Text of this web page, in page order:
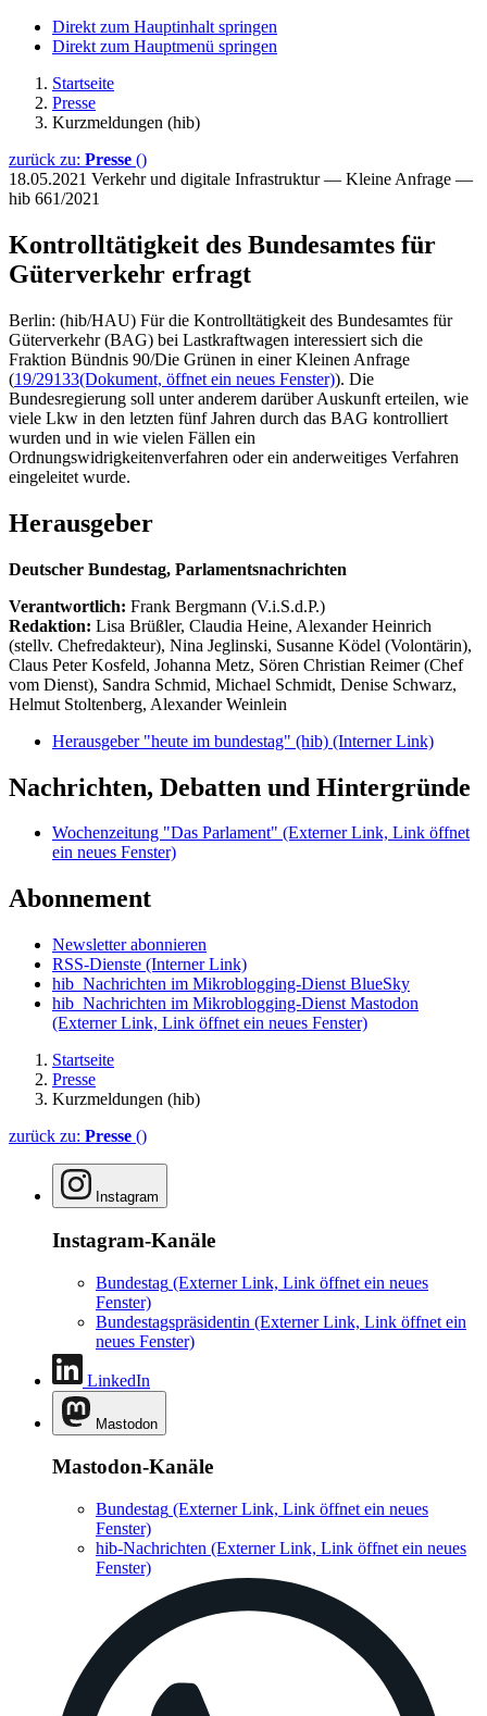
Direkt zum Hauptinhalt springen
Direkt zum Hauptmenü springen
Startseite
Presse
Kurzmeldungen (hib)
zurück zu: Presse ()
18.05.2021 Verkehr und digitale Infrastruktur — Kleine Anfrage —
hib 661/2021
Kontrolltätigkeit des Bundesamtes für
Güterverkehr erfragt
Berlin: (hib/HAU) Für die Kontrolltätigkeit des Bundesamtes für
Güterverkehr (BAG) bei Lastkraftwagen interessiert sich die
Fraktion Bündnis 90/Die Grünen in einer Kleinen Anfrage
(19/29133(Dokument, öffnet ein neues Fenster)). Die
Bundesregierung soll unter anderem darüber Auskunft erteilen, wie
viele Lkw in den letzten fünf Jahren durch das BAG kontrolliert
wurden und in wie vielen Fällen ein
Ordnungswidrigkeitenverfahren oder ein anderweitiges Verfahren
eingeleitet wurde.
Herausgeber
Deutscher Bundestag, Parlamentsnachrichten
Verantwortlich: Frank Bergmann (V.i.S.d.P.)
Redaktion: Lisa Brüßler, Claudia Heine, Alexander Heinrich
(stellv. Chefredakteur), Nina Jeglinski, Susanne Ködel (Volontärin),
Claus Peter Kosfeld, Johanna Metz, Sören Christian Reimer (Chef
vom Dienst), Sandra Schmid, Michael Schmidt, Denise Schwarz,
Helmut Stoltenberg, Alexander Weinlein
Herausgeber "heute im bundestag" (hib) (Interner Link)
Nachrichten, Debatten und Hintergründe
Wochenzeitung "Das Parlament" (Externer Link, Link öffnet
ein neues Fenster)
Abonnement
Newsletter abonnieren
RSS-Dienste (Interner Link)
hib_Nachrichten im Mikroblogging-Dienst BlueSky
hib_Nachrichten im Mikroblogging-Dienst Mastodon
(Externer Link, Link öffnet ein neues Fenster)
Startseite
Presse
Kurzmeldungen (hib)
zurück zu: Presse ()
Instagram
Instagram-Kanäle
Bundestag (Externer Link, Link öffnet ein neues
Fenster)
Bundestagspräsidentin (Externer Link, Link öffnet ein
neues Fenster)
LinkedIn
Mastodon
Mastodon-Kanäle
Bundestag (Externer Link, Link öffnet ein neues
Fenster)
hib-Nachrichten (Externer Link, Link öffnet ein neues
Fenster)